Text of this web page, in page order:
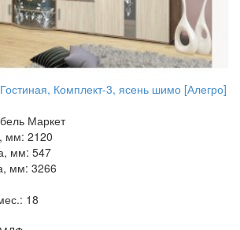
Комплект-3, ясень шимо [Алегро]
Маркет
мм: 2120
мм: 547
мм: 3266
18